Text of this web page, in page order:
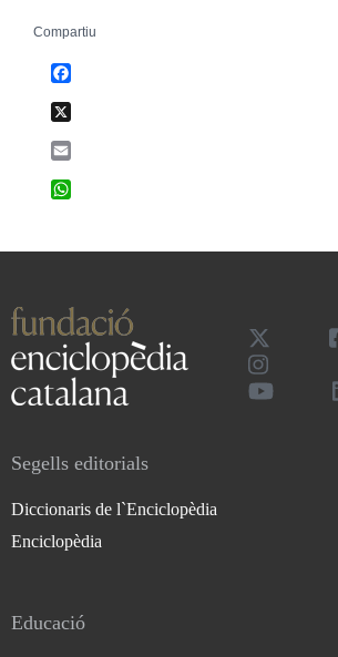
Compartiu
Segells editorials
Diccionaris de l`Enciclopèdia
Enciclopèdia
Educació